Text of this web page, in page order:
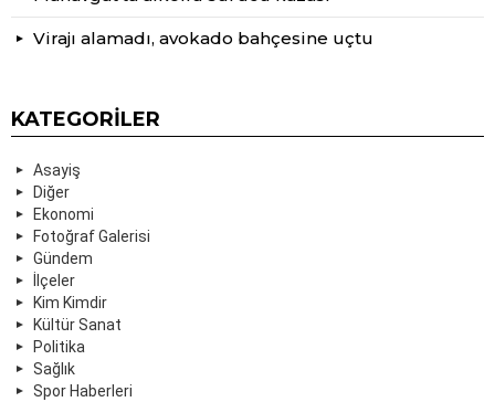
Virajı alamadı, avokado bahçesine uçtu
KATEGORILER
Asayiş
Diğer
Ekonomi
Fotoğraf Galerisi
Gündem
İlçeler
Kim Kimdir
Kültür Sanat
Politika
Sağlık
Spor Haberleri